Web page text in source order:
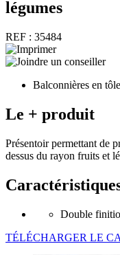
légumes
REF : 35484
Balconnières en
Le + produit
Présentoir permettant de
dessus du rayon fruits et
Double
TÉLÉCHARGER LE